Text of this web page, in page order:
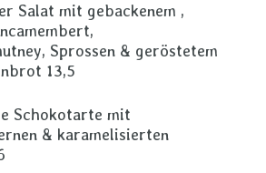
Salat mit gebackenem ,
Sprossen & geröstetem
13,5
Schokotarte mit
& karamelisierten